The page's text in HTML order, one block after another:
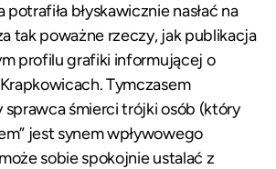
potrafiła błyskawicznie nasłać na
tak poważne rzeczy, jak publikacja
profilu grafiki informującej o
Tymczasem
śmierci trójki osób (który
jest synem wpływowego
sobie spokojnie ustalać z